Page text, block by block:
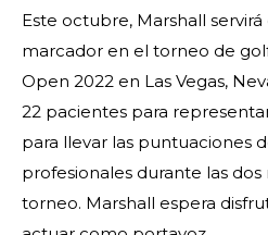
Este octubre, Marshall
marcador en el torneo de
Open 2022 en Las Vegas,
22 pacientes para
para llevar las puntuaciones
profesionales durante las dos
torneo. Marshall espera